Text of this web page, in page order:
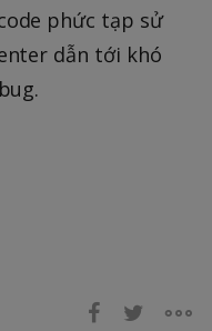
phức tạp sử
dẫn tới khó